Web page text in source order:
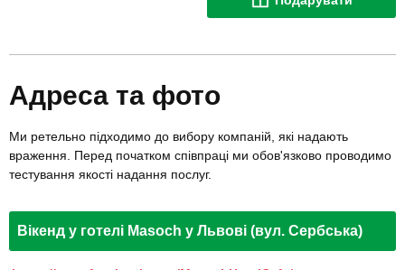
Адреса та фото
Ми ретельно підходимо до вибору компаній, які надають
враження. Перед початком співпраці ми обов'язково проводимо
тестування якості надання послуг.
Вікенд у готелі Masoch у Львові (вул. Сербська)